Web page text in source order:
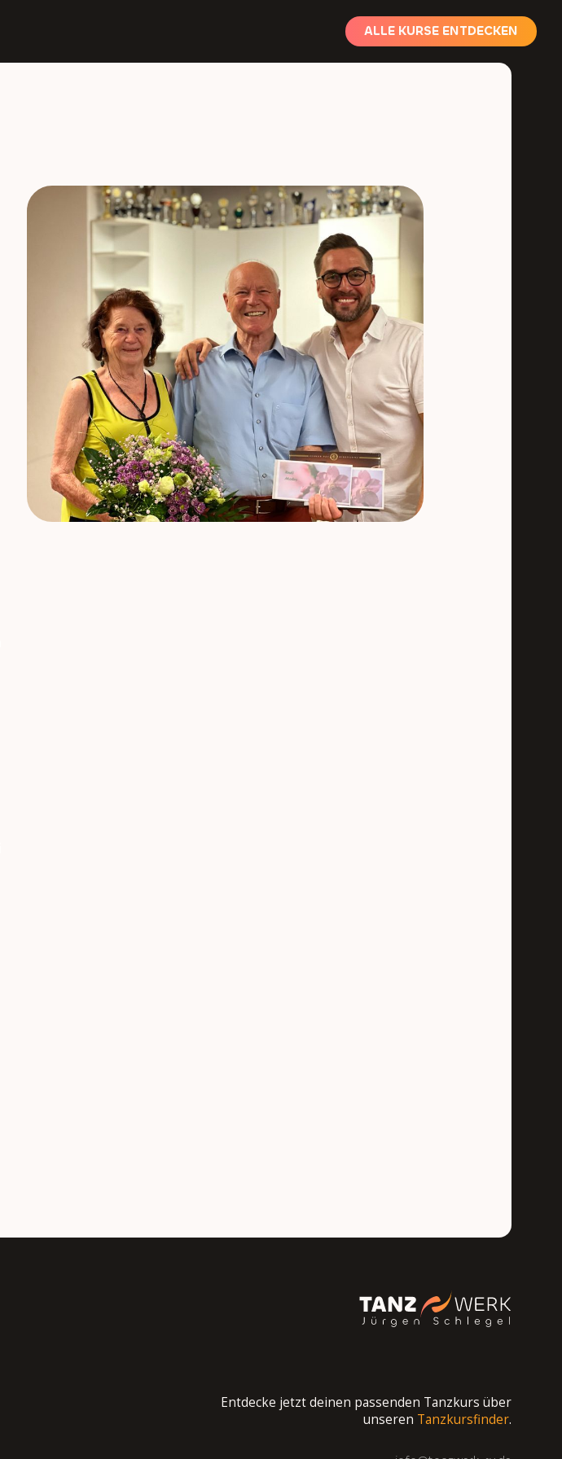
ALLE KURSE ENTDECKEN
Entdecke jetzt deinen passenden Tanzkurs über
unseren Tanzkursfinder.